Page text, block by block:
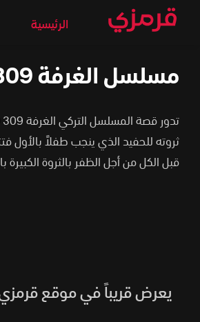
الرئيسية
مسلسل الغرفة 309
ثروته للحفيد الذي ينجب طفلاً بالأول
قبل الكل من أجل الظفر بالثروة الكبيرة
يعرض قريباً في موقع